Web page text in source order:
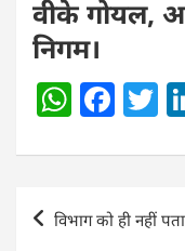
वीके गोयल,
निगम।
W
at
s
A
F
c
e
b
T
Post
navigation
विभाग को ही नहीं